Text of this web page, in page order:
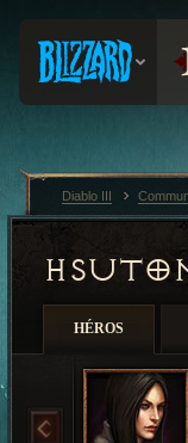
HÉROS
Diablo III